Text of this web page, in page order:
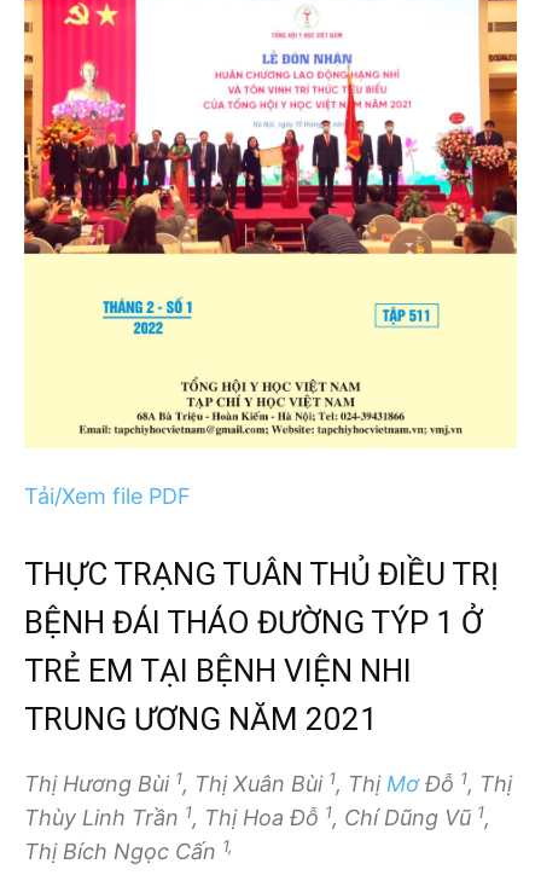
Tải/Xem file PDF
THỰC TRẠNG TUÂN THỦ ĐIỀU TRỊ
BỆNH ĐÁI THÁO ĐƯỜNG TÝP 1 Ở
TRẺ EM TẠI BỆNH VIỆN NHI
TRUNG ƯƠNG NĂM 2021
Thị Hương Bùi 1, Thị Xuân Bùi 1, ThịMơĐỗ 1, Thị
Thùy Linh Trần 1, Thị Hoa Đỗ 1, Chí Dũng Vũ 1,
Thị Bích Ngọc Cấn 1,